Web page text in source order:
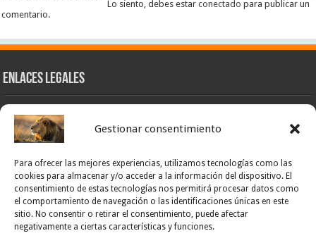
Gestionar consentimiento
Para ofrecer las mejores experiencias, utilizamos tecnologías como las
cookies para almacenar y/o acceder a la información del dispositivo. El
consentimiento de estas tecnologías nos permitirá procesar datos como
el comportamiento de navegación o las identificaciones únicas en este
sitio. No consentir o retirar el consentimiento, puede afectar
negativamente a ciertas características y funciones.
Lo siento, debes estarconectado para publicar un
comentario.
Enlaces Legales
Nuestra Esencia
Pulso Global
POLÍTICA DE PRIVACIDAD – NOTICIAS PONCE OFICIAL
TÉRMINOS Y CONDICIONES – NOTICIAS PONCE OFICIAL
Opt-out preferences